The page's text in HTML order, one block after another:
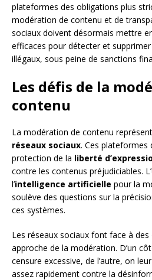
plateformes des obligations plus
modération de contenu et de
sociaux doivent désormais mettre
efficaces pour détecter et
illégaux, sous peine de sanctions
Les défis de la
contenu
La modération de contenu
réseaux sociaux. Ces plateformes
protection de la liberté
contre les contenus préjudiciables.
l’intelligence artificielle pour la
soulève des questions sur la
ces systèmes.
Les réseaux sociaux font face à
approche de la modération. D’un
censure excessive, de l’autre, on
assez rapidement contre la